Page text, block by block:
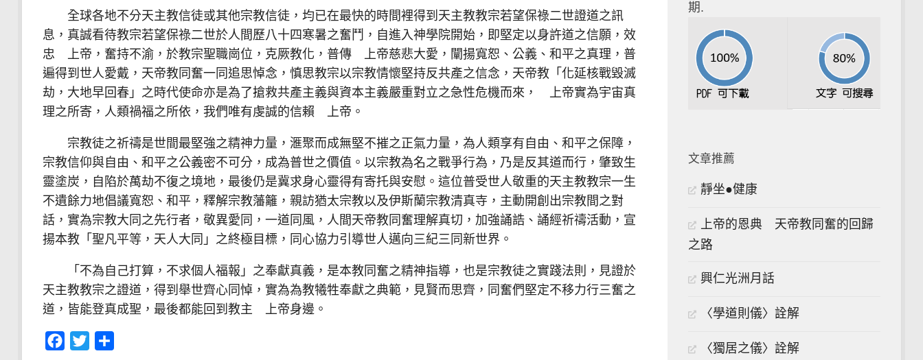
全球各地不分天主教信徒或其他宗教信徒，均已在最快的時間裡得到天主教教宗若望保祿二世證道之訊
息，真誠看待教宗若望保祿二世於人間歷八十四寒暑之奮鬥，自進入神學院開始，即堅定以身許道之信願，效
忠 上帝，奮持不渝，於教宗聖職崗位，克厥教化，普傳 上帝慈悲大愛，闡揚寬恕、公義、和平之真理，普
遍得到世人愛戴，天帝教同奮一同追思悼念，慎思教宗以宗教情懷堅持反共產之信念，天帝教「化延核戰毀滅
劫，大地早回春」之時代使命亦是為了搶救共產主義與資本主義嚴重對立之急性危機而來， 上帝實為宇宙真
理之所寄，人類禍福之所依，我們唯有虔誠的信賴 上帝。
宗教徒之祈禱是世間最堅強之精神力量，滙聚而成無堅不摧之正氣力量，為人類享有自由、和平之保障，
宗教信仰與自由、和平之公義密不可分，成為普世之價值。以宗教為名之戰爭行為，乃是反其道而行，肇致生
靈塗炭，自陷於萬劫不復之境地，最後仍是冀求身心靈得有寄托與安慰。這位普受世人敬重的天主教教宗一生
不遺餘力地倡議寬恕、和平，釋解宗教藩籬，親訪猶太宗教以及伊斯蘭宗教清真寺，主動開創出宗教間之對
話，實為宗教大同之先行者，敬異愛同，一道同風，人間天帝教同奮理解真切，加強誦誥、誦經祈禱活動，宣
揚本教「聖凡平等，天人大同」之終極目標，同心協力引導世人邁向三紀三同新世界。
「不為自己打算，不求個人福報」之奉獻真義，是本教同奮之精神指導，也是宗教徒之實踐法則，見證於
天主教教宗之證道，得到舉世齊心同悼，實為為教犧牲奉獻之典範，見賢而思齊，同奮們堅定不移力行三奮之
道，皆能登真成聖，最後都能回到教主 上帝身邊。
Facebook
Twitter
期.
文章推薦
靜坐●健康
上帝的恩典 天帝教同奮的回歸
之路
興仁光洲月話
〈學道則儀〉詮解
〈獨居之儀〉詮解